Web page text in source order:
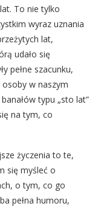
To nie tylko
wyraz uznania
lat,
udało się
pełne szacunku,
w naszym
typu „sto lat”
na tym, co
życzenia to te,
się myśleć o
o tym, co go
pełna humoru,